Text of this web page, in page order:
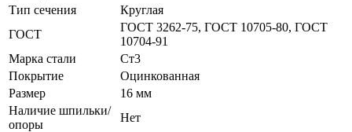
Тип сечения
Круглая
ГОСТ
ГОСТ 3262-75, ГОСТ 10705-80, ГОСТ
10704-91
Марка стали
Ст3
Покрытие
Оцинкованная
Размер
16 мм
Наличие шпильки/
опоры
Нет